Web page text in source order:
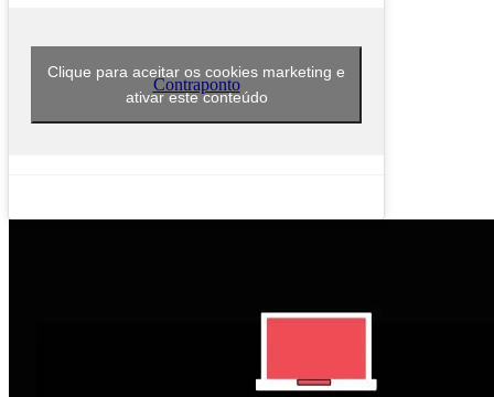
Contraponto
Clique para aceitar os cookies marketing e
ativar este conteúdo